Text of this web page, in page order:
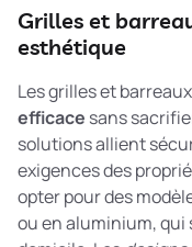
Grilles et
esthétique
Les grilles et
efficace sans
solutions allient
exigences des
opter pour des
ou en aluminium, qui